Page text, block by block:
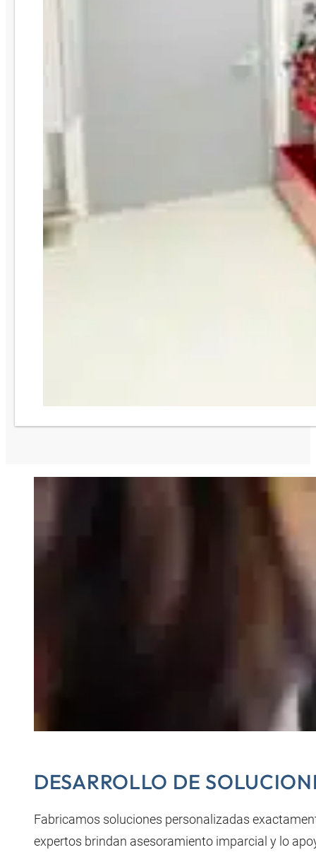
DESARROLLO DE
Fabricamos soluciones personalizadas
expertos brindan asesoramiento imparcial y lo